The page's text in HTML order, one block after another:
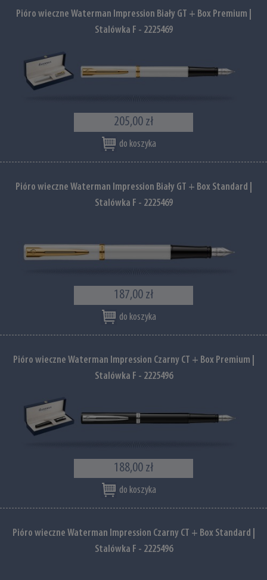
Pióro wieczne Waterman Impression Biały GT + Box Premium |
Stalówka F - 2225469
205,00 zł
do koszyka
Pióro wieczne Waterman Impression Biały GT + Box Standard |
Stalówka F - 2225469
187,00 zł
do koszyka
Pióro wieczne Waterman Impression Czarny CT + Box Premium |
Stalówka F - 2225496
188,00 zł
do koszyka
Pióro wieczne Waterman Impression Czarny CT + Box Standard |
Stalówka F - 2225496